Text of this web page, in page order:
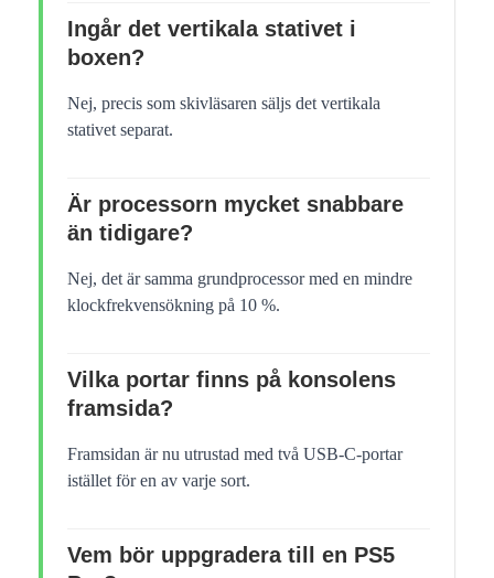
Ingår det vertikala stativet i
boxen?
Nej, precis som skivläsaren säljs det vertikala
stativet separat.
Är processorn mycket snabbare
än tidigare?
Nej, det är samma grundprocessor med en mindre
klockfrekvensökning på 10 %.
Vilka portar finns på konsolens
framsida?
Framsidan är nu utrustad med två USB-C-portar
istället för en av varje sort.
Vem bör uppgradera till en PS5